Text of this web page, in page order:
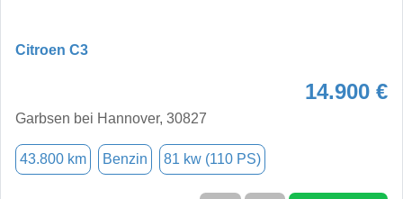
Citroen C3
14.900 €
Garbsen bei Hannover, 30827
43.800 km Benzin 81 kw (110 PS)